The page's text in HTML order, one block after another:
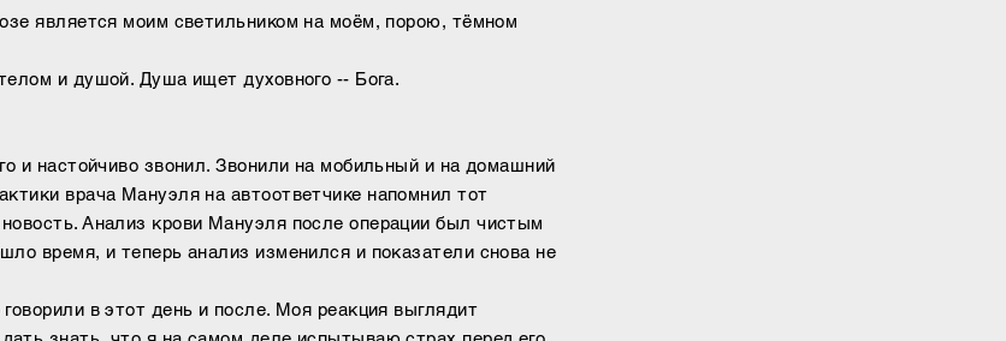
является моим светильником на моём, порою, тёмном
и душой. Душа ищет духовного -- Бога.
и настойчиво звонил. Звонили на мобильный и на домашний
врача Мануэля на автоответчике напомнил тот
Анализ крови Мануэля после операции был чистым
время, и теперь анализ изменился и показатели снова не
в этот день и после. Моя реакция выглядит